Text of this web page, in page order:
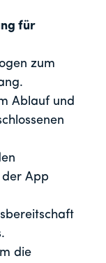
für
zum
Ablauf und
der App
die